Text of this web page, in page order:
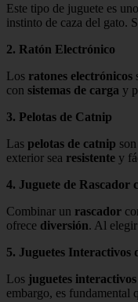
Este tipo de juguete es
instinto de caza del gato.
2. Ratón Electrónico
Los ratones electrónicos
con sistemas de carga y
3. Pelotas de Catnip
Las pelotas de catnip
exterior sea resistente y
4. Juguete de Rascador
Combinar un rascador
ofrece diversión. Al elegir
5. Juguetes Interactivos
Los juguetes interactivos
embargo, es fundamental